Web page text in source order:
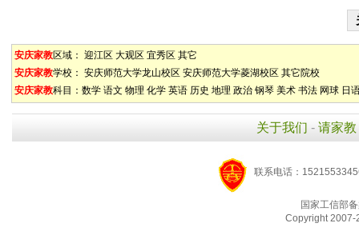
安庆家教区域： 迎江区 大观区 宜秀区 其它
安庆家教学校： 安庆师范大学龙山校区 安庆师范大学菱湖校区 其它院校
安庆家教科目： 数学 语文 物理 化学 英语 历史 地理 政治 钢琴 美术 书法 网球 日
关于我们 - 请家教
联系电话：
国家工信部
Copyright 2007-